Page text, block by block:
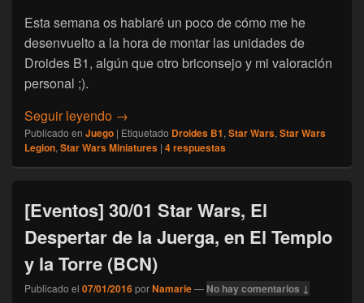
Esta semana os hablaré un poco de cómo me he
desenvuelto a la hora de montar las unidades de
Droides B1, algún que otro briconsejo y mi valoración
personal ;).
Seguir leyendo [Star Wars Legión] Una gran miniatura
→
Publicado en Juego | Etiquetado Droides B1, Star Wars, Star Wars
Legion, Star Wars Miniatures | 4respuestas
[Eventos] 30/01 Star Wars, El
Despertar de la Juerga, en El Templo
y la Torre (BCN)
Publicado el 07/01/2016porNamarie— No hay comentarios ↓